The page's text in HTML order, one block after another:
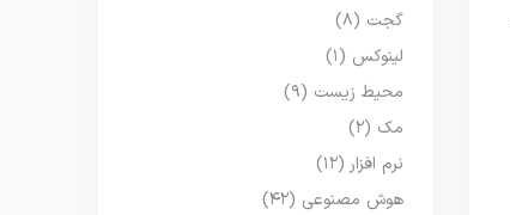
گجت (۸)
لینوکس (۱)
محیط زیست (۹)
مک (۲)
نرم افزار(۱۲)
هوش مصنوعی (۴۲)